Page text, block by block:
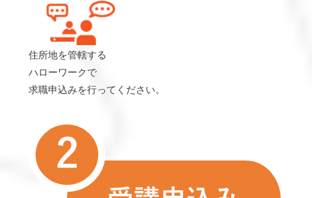
住所地を管轄する
ハローワークで
求職申込みを行ってください。